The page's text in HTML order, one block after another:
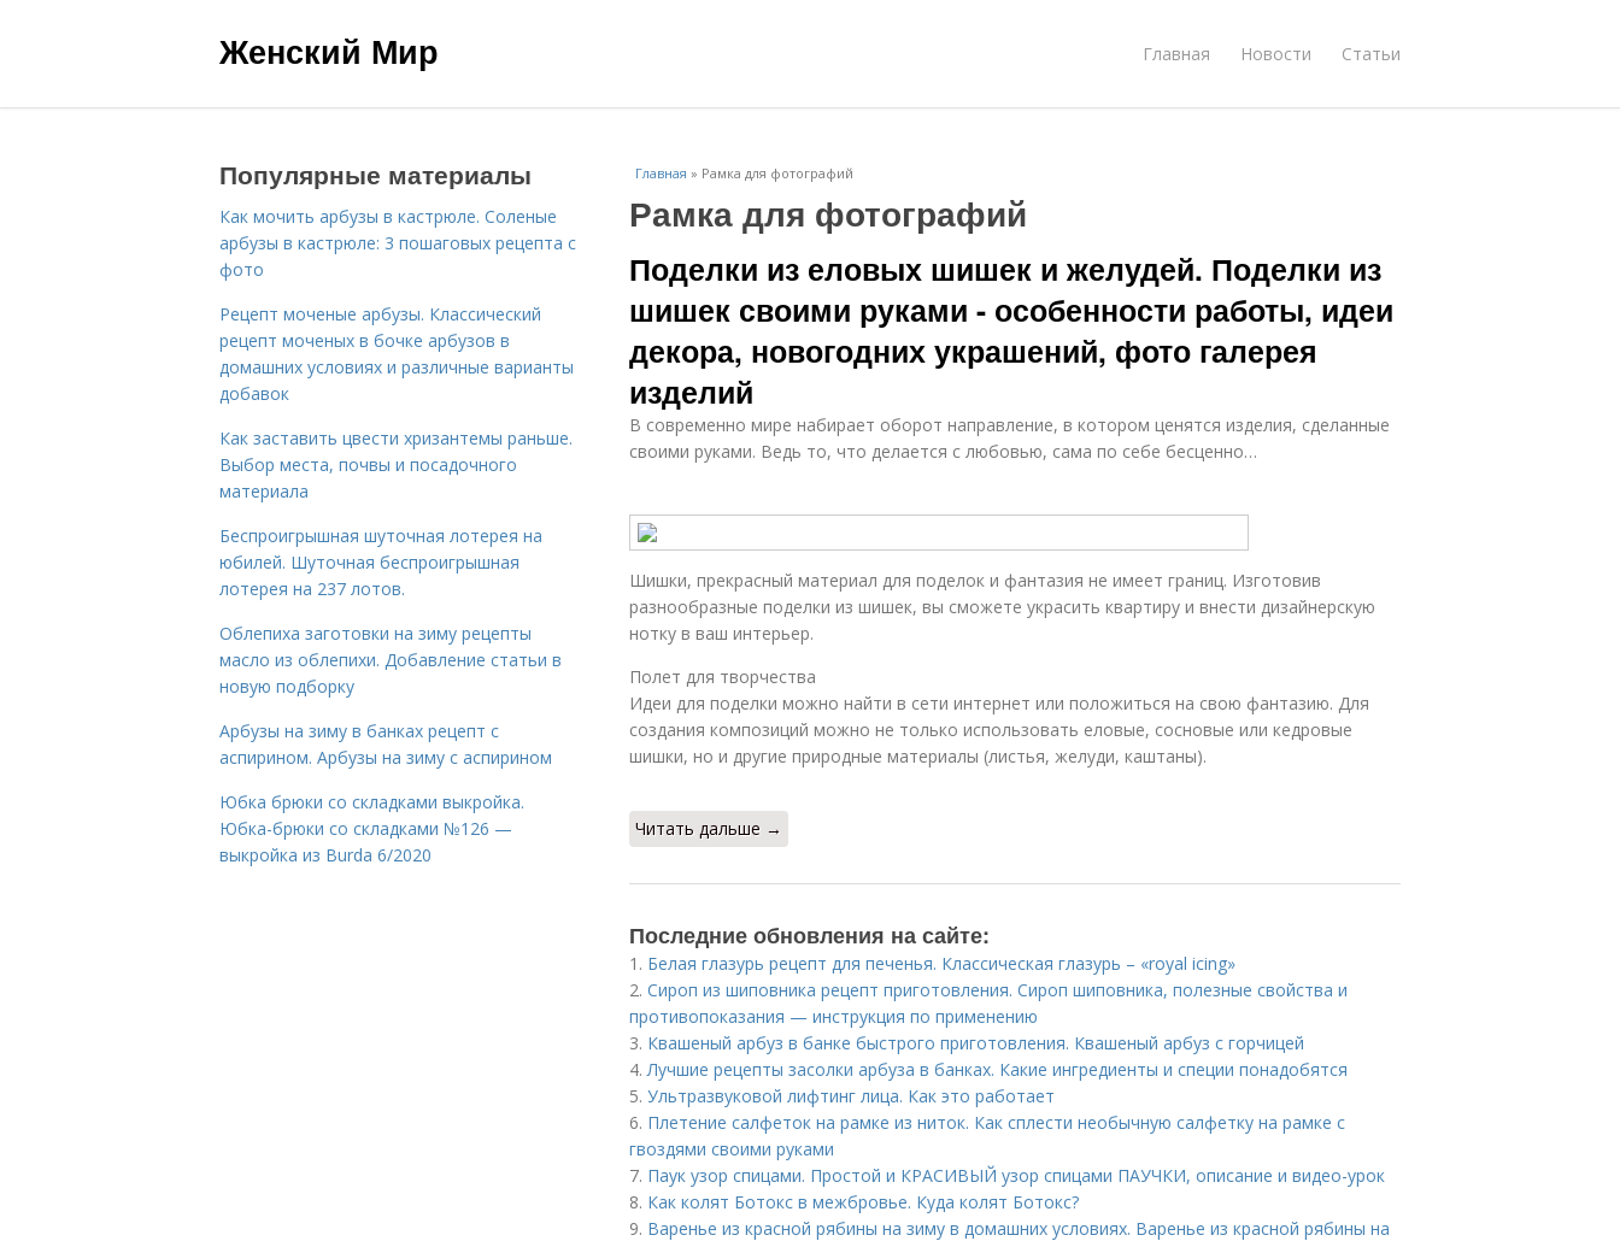
Женский Мир Главная Новости Статьи
Главная » Рамка для фотографий
Рамка для фотографий
Поделки из еловых шишек и желудей. Поделки из
шишек своими руками - особенности работы, идеи
декора, новогодних украшений, фото галерея
изделий
В современно мире набирает оборот направление, в котором ценятся изделия, сделанные
своими руками. Ведь то, что делается с любовью, сама по себе бесценно…
Шишки, прекрасный материал для поделок и фантазия не имеет границ. Изготовив
разнообразные поделки из шишек, вы сможете украсить квартиру и внести дизайнерскую
нотку в ваш интерьер.
Полет для творчества
Идеи для поделки можно найти в сети интернет или положиться на свою фантазию. Для
создания композиций можно не только использовать еловые, сосновые или кедровые
шишки, но и другие природные материалы (листья, желуди, каштаны).
Читать дальше →
Последние обновления на сайте:
1. Белая глазурь рецепт для печенья. Классическая глазурь – «royal icing»
2. Сироп из шиповника рецепт приготовления. Сироп шиповника, полезные свойства и
противопоказания — инструкция по применению
3. Квашеный арбуз в банке быстрого приготовления. Квашеный арбуз с горчицей
4.Лучшие рецепты засолки арбуза в банках. Какие ингредиенты и специи понадобятся
5. Ультразвуковой лифтинг лица. Как это работает
6. Плетение салфеток на рамке из ниток. Как сплести необычную салфетку на рамке с
гвоздями своими руками
7. Паук узор спицами. Простой и КРАСИВЫЙ узор спицами ПАУЧКИ, описание и видео-урок
8. Как колят Ботокс в межбровье. Куда колят Ботокс?
9. Варенье из красной рябины на зиму в домашних условиях. Варенье из красной рябины на
Популярные материалы
Как мочить арбузы в кастрюле. Соленые
арбузы в кастрюле: 3 пошаговых рецепта с
фото
Рецепт моченые арбузы. Классический
рецепт моченых в бочке арбузов в
домашних условиях и различные варианты
добавок
Как заставить цвести хризантемы раньше.
Выбор места, почвы и посадочного
материала
Беспроигрышная шуточная лотерея на
юбилей. Шуточная беспроигрышная
лотерея на 237 лотов.
Облепиха заготовки на зиму рецепты
масло из облепихи. Добавление статьи в
новую подборку
Арбузы на зиму в банках рецепт с
аспирином. Арбузы на зиму с аспирином
Юбка брюки со складками выкройка.
Юбка-брюки со складками №126 —
выкройка из Burda 6/2020